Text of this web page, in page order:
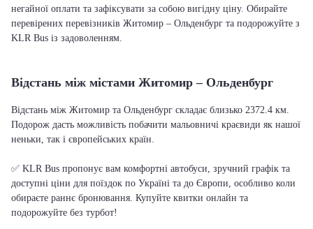
негайної оплати та зафіксувати за собою вигідну ціну. Обирайте
перевірених перевізників Житомир – Ольденбург та подорожуйте з
KLR Bus із задоволенням.
Відстань між містами Житомир – Ольденбург
Відстань між Житомир та Ольденбург складає близько 2372.4 км.
Подорож дасть можливість побачити мальовничі краєвиди як нашої
неньки, так і європейських країн.
✅ KLR Bus пропонує вам комфортні автобуси, зручний графік та
доступні ціни для поїздок по Україні та до Європи, особливо коли
обираєте раннє бронювання. Купуйте квитки онлайн та
подорожуйте без турбот!